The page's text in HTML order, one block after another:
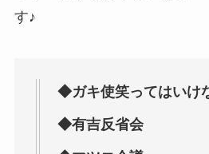
す♪
◆ガキ使笑ってはいけ
◆有吉反省会